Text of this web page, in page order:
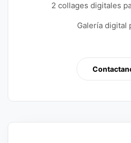
2 collages digitales
Galería digital